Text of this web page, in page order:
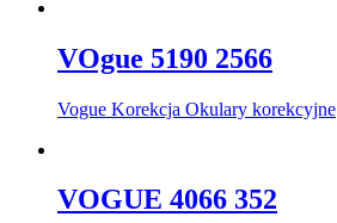
VOgue 5190 2566
Vogue Korekcja Okulary korekcyjne
VOGUE 4066 352